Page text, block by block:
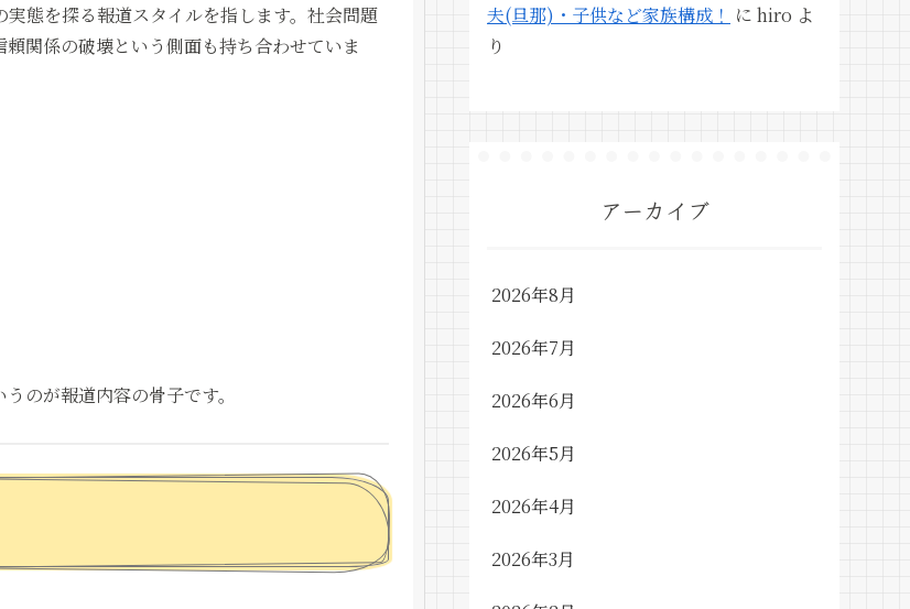
態を探る報道スタイルを指します。社会問題
関係の破壊という側面も持ち合わせていま
のが報道内容の骨子です。
夫(旦那)・子供など家族構成！ に hiro よ
り
アーカイブ
2026年8月
2026年7月
2026年6月
2026年5月
2026年4月
2026年3月